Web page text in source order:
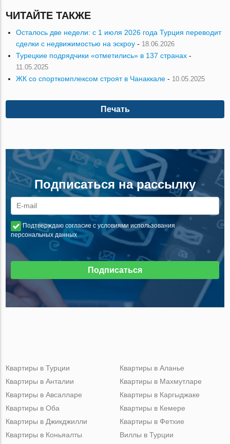
ЧИТАЙТЕ ТАКЖЕ
Осталось две недели: с 1 июля 2026 года Турция переводит
сделки с недвижимостью на эскроу - 18.06.2026
Турецкие подрядчики «отметились» в 137 странах -
11.05.2025
ЖК со спорткомплексом строят в Чанаккале - 10.05.2025
Печать
Подписаться на рассылку
Подтверждаю согласие с условиями использования
персональных данных
Подписаться
Квартиры в Турции
Квартиры в Анталии
Квартиры в Авсалларе
Квартиры в Оба
Квартиры в Джикджилли
Квартиры в Аланье
Квартиры в Махмутларе
Квартиры в Каргыджаке
Квартиры в Кемере
Квартиры в Фетхие
Квартиры в Коньяалты
Виллы в Турции